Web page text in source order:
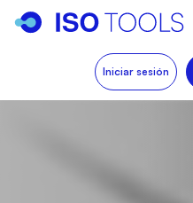
Iniciar sesión